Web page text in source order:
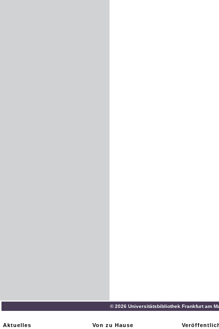
© 2026 Universitätsbibliothek Frankfurt am
Aktuelles
Von zu Hause